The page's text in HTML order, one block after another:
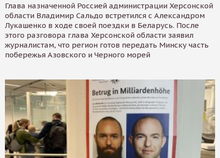
Глава назначенной Россией администрации Херсонской
области Владимир Сальдо встретился с Александром
Лукашенко в ходе своей поездки в Беларусь. После
этого разговора глава Херсонской области заявил
журналистам, что регион готов передать Минску часть
побережья Азовского и Черного морей